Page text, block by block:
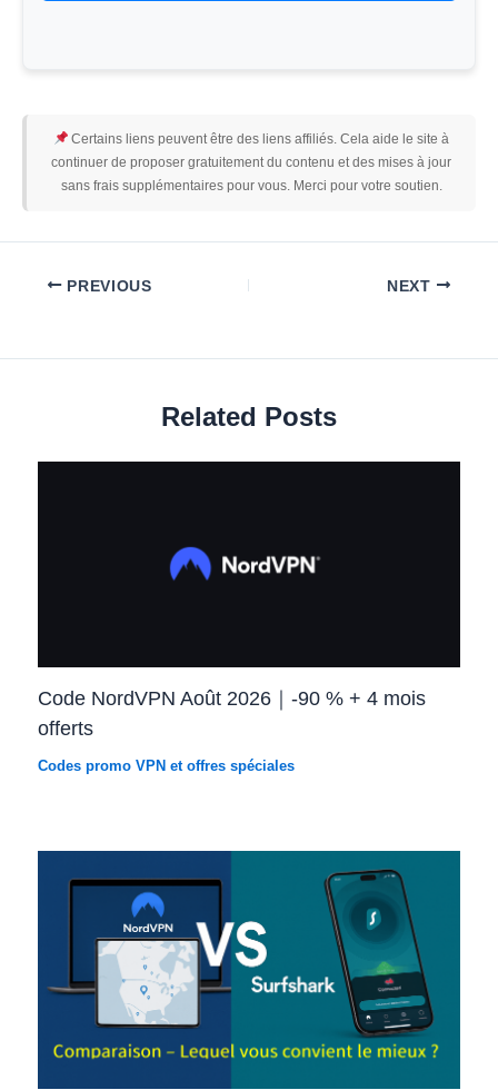
Certains liens peuvent être des liens affiliés. Cela aide le site à
continuer de proposer gratuitement du contenu et des mises à jour
sans frais supplémentaires pour vous. Merci pour votre soutien.
PREVIOUS NEXT
Related Posts
Code NordVPN Août 2026｜-90 % + 4 mois
offerts
Codes promo VPN et offres spéciales